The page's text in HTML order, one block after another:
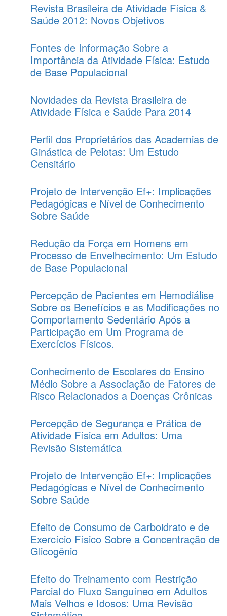
Revista Brasileira de Atividade Física &
Saúde 2012: Novos Objetivos
Fontes de Informação Sobre a
Importância da Atividade Física: Estudo
de Base Populacional
Novidades da Revista Brasileira de
Atividade Física e Saúde Para 2014
Perfil dos Proprietários das Academias de
Ginástica de Pelotas: Um Estudo
Censitário
Projeto de Intervenção Ef+: Implicações
Pedagógicas e Nível de Conhecimento
Sobre Saúde
Redução da Força em Homens em
Processo de Envelhecimento: Um Estudo
de Base Populacional
Percepção de Pacientes em Hemodiálise
Sobre os Benefícios e as Modificações no
Comportamento Sedentário Após a
Participação em Um Programa de
Exercícios Físicos.
Conhecimento de Escolares do Ensino
Médio Sobre a Associação de Fatores de
Risco Relacionados a Doenças Crônicas
Percepção de Segurança e Prática de
Atividade Física em Adultos: Uma
Revisão Sistemática
Projeto de Intervenção Ef+: Implicações
Pedagógicas e Nível de Conhecimento
Sobre Saúde
Efeito de Consumo de Carboidrato e de
Exercício Físico Sobre a Concentração de
Glicogênio
Efeito do Treinamento com Restrição
Parcial do Fluxo Sanguíneo em Adultos
Mais Velhos e Idosos: Uma Revisão